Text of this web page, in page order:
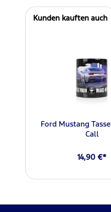
Kunden kauften auch
Ford Mustang
Call
14,90 €*